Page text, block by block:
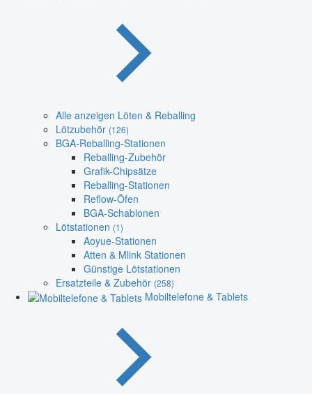
Alle anzeigen Löten & Reballing
Lötzubehör (126)
BGA-Reballing-Stationen
Reballing-Zubehör
Grafik-Chipsätze
Reballing-Stationen
Reflow-Öfen
BGA-Schablonen
Lötstationen (1)
Aoyue-Stationen
Atten & Mlink Stationen
Günstige Lötstationen
Ersatzteile & Zubehör (258)
Mobiltelefone & Tablets